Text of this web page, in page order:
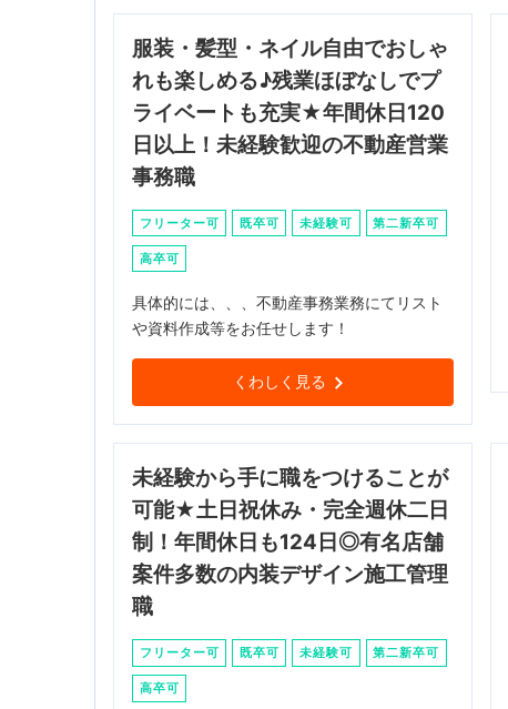
服装・髪型・ネイル自由でおしゃ
れも楽しめる♪残業ほぼなしでプ
ライベートも充実★年間休日120
日以上！未経験歓迎の不動産営業
事務職
フリーター可 既卒可 未経験可 第二新卒可
高卒可
具体的には、、、不動産事務業務にてリスト
や資料作成等をお任せします！
くわしく見る
未経験から手に職をつけることが
可能★土日祝休み・完全週休二日
制！年間休日も124日◎有名店舗
案件多数の内装デザイン施工管理
職
フリーター可 既卒可 未経験可 第二新卒可
高卒可